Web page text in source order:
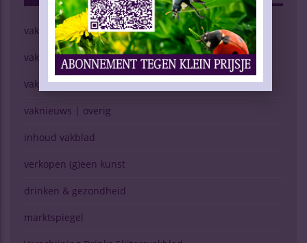
vaknieuws | wijn
vaknieuws | gedistilleerd
vaknieuws | bier
vaknieuws | overig
inhoud vakblad
verkopen (g)een kunst
drinken & gezondheid
marktspiegel